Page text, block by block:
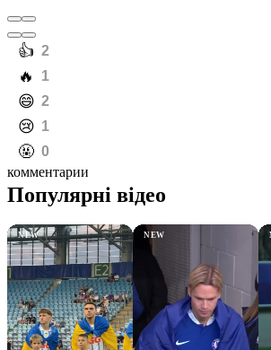
️👍 2
️🔥 1
️😄 2
️😢 1
️🤬 0
комментарии